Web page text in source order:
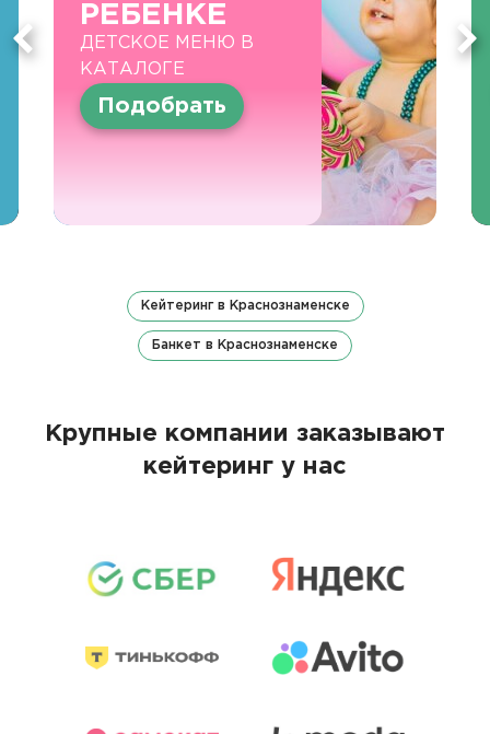
РЕБЕНКЕ
ДЕТСКОЕ МЕНЮ В
КАТАЛОГЕ
Подобрать
Кейтеринг в Краснознаменске
Банкет в Краснознаменске
Крупные компании заказывают
кейтеринг у нас